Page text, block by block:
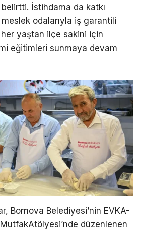
İstihdama da katkı
odalarıyla iş garantili
her yaştan ilçe sakini için
eğitimleri sunmaya devam
Bornova Belediyesi’nin EVKA-
düzenlenen